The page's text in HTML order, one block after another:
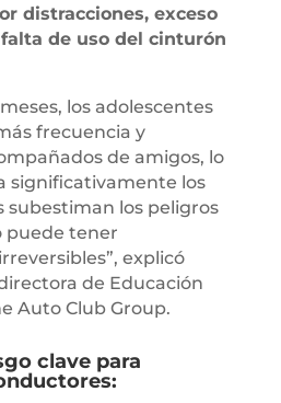
distracciones, exceso
de uso del cinturón
los adolescentes
frecuencia y
de amigos, lo
significativamente los
subestiman los peligros
puede tener
explicó
de Educación
Auto Club Group.
clave para